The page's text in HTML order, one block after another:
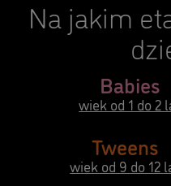
Na jakim
Babies
wiek od 1 do 2
Tweens
wiek od 9 do 12